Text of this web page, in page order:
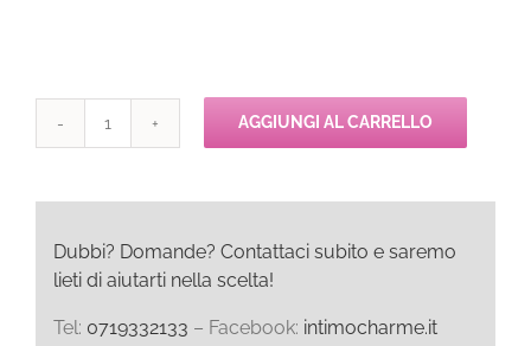
Oscalito
Filo
di
quantità
AGGIUNGI AL CARRELLO
Dubbi? Domande? Contattaci subito e saremo
lieti di aiutarti nella scelta!
Tel: 0719332133 – Facebook: intimocharme.it